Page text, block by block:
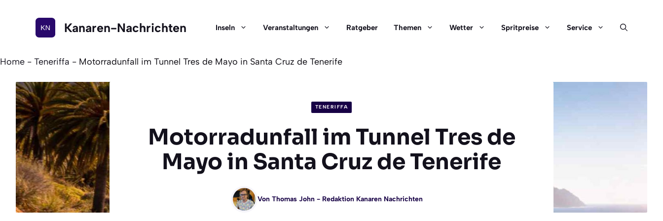
Kanaren-Nachrichten Inseln Veranstaltungen Ratgeber Themen Wetter Spritpreise Service
Home - Teneriffa - Motorradunfall im Tunnel Tres de Mayo in Santa Cruz de Tenerife
TENERIFFA
Motorradunfall im Tunnel Tres de
Mayo in Santa Cruz de Tenerife
Von Thomas John- Redaktion Kanaren Nachrichten